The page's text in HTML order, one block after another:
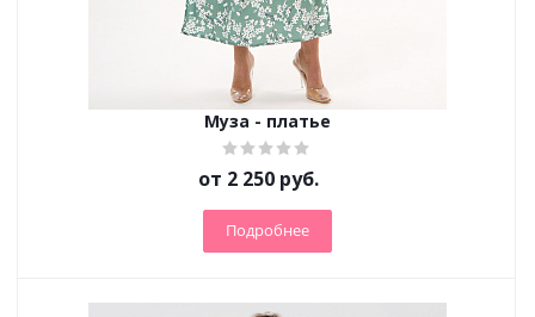
Муза - платье
от 2 250 руб.
Подробнее